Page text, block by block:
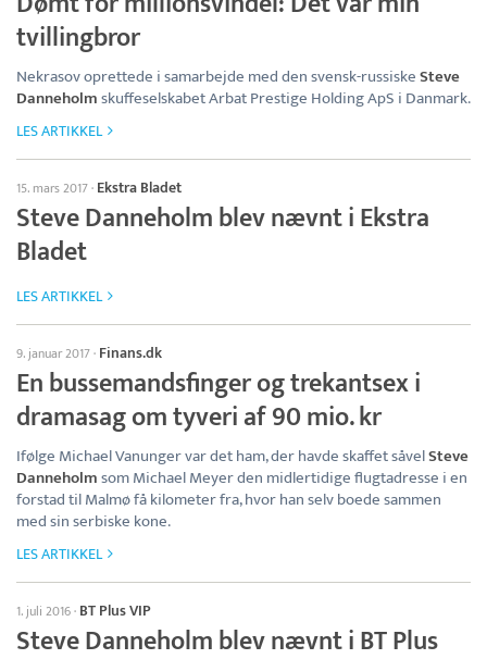
tvillingbror
Nekrasov oprettede i samarbejde med den svensk-russiskeSteve
Danneholmskuffeselskabet Arbat Prestige Holding ApS i Danmark.
LES ARTIKKEL
15. mars 2017· Ekstra Bladet
Steve Danneholm blev nævnt i Ekstra
Bladet
LES ARTIKKEL
9. januar 2017· Finans.dk
En bussemandsfinger og trekantsex i
dramasag om tyveri af 90 mio. kr
Ifølge Michael Vanunger var det ham, der havde skaffet såvelSteve
Danneholmsom Michael Meyer den midlertidige flugtadresse i en
forstad til Malmø få kilometer fra, hvor han selv boede sammen
med sin serbiske kone.
LES ARTIKKEL
1. juli 2016· BT Plus VIP
Steve Danneholm blev nævnt i BT Plus